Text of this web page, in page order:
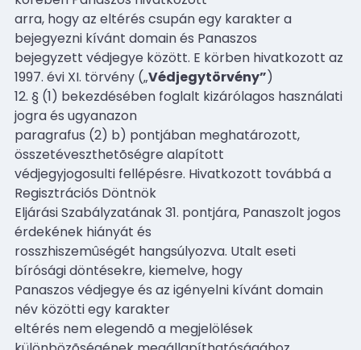
arra, hogy az eltérés csupán egy karakter a
bejegyezni kívánt domain és Panaszos
bejegyzett védjegye között. E körben hivatkozott az
1997. évi XI. törvény („Védjegytörvény”)
12. § (1) bekezdésében foglalt kizárólagos használati
jogra és ugyanazon
paragrafus (2) b) pontjában meghatározott,
összetéveszthetõségre alapított
védjegyjogosulti fellépésre. Hivatkozott továbbá a
Regisztrációs Döntnök
Eljárási Szabályzatának 31. pontjára, Panaszolt jogos
érdekének hiányát és
rosszhiszemûségét hangsúlyozva. Utalt eseti
bírósági döntésekre, kiemelve, hogy
Panaszos védjegye és az igényelni kívánt domain
név közötti egy karakter
eltérés nem elegendõ a megjelölések